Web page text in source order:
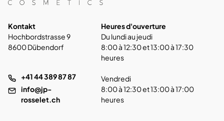
Kontakt
Hochbordstrasse 9
8600 Dübendorf
+41 44 389 87 87
info@jp-
rosselet.ch
Heures d'ouverture
Du lundi au jeudi
8:00 à 12:30 et 13:00 à 17:30
heures
Vendredi
8:00 à 12:30 et 13:00 à 17:00
heures